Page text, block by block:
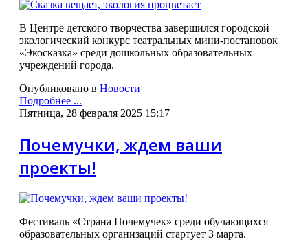
В Центре детского творчества завершился городской
экологический конкурс театральных мини-постановок
«Экосказка» среди дошкольных образовательных
учреждений города.
Опубликовано в Новости
Подробнее ...
Пятница, 28 февраля 2025 15:17
Почемучки, ждем ваши
проекты!
Фестиваль «Страна Почемучек» среди обучающихся
образовательных организаций стартует 3 марта.